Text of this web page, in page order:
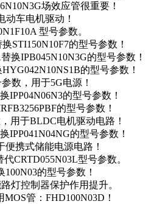
场效应管很重要！
动车电机驱动！
型号参数。
STI150N10F7的型号参数！
换IPB045N10N3G的型号参数！
的型号参数！
数，用于5G电源！
IPP04N06N3的型号参数！
的型号参数！
用于BLDC电机驱动电路！
IPP041N04NG的型号参数！
便携式储能电源电路！
CRTD055N03L型号参数。
的型号参数！
灯控制器保护作用提升。
管：FHD100N03D！